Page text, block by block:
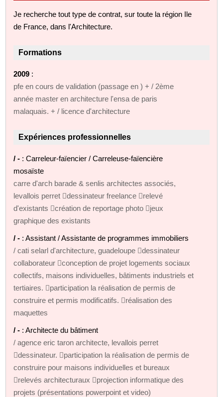
Je recherche tout type de contrat, sur toute la région Ile
de France, dans l'Architecture.
Formations
2009 :
pfe en cours de validation (passage en ) + / 2ème
année master en architecture l'ensa de paris
malaquais. + / licence d'architecture
Expériences professionnelles
/ - : Carreleur-faïencier / Carreleuse-faïencière
mosaïste
carre d'arch barade & senlis architectes associés,
levallois perret dessinateur freelance relevé
d'existants création de reportage photo jeux
graphique des existants
/ - : Assistant / Assistante de programmes immobiliers
/ cati selarl d'architecture, guadeloupe dessinateur
collaborateur conception de projet logements sociaux
collectifs, maisons individuelles, bâtiments industriels et
tertiaires. participation la réalisation de permis de
construire et permis modificatifs. réalisation des
maquettes
/ - : Architecte du bâtiment
/ agence eric taron architecte, levallois perret
dessinateur. participation la réalisation de permis de
construire pour maisons individuelles et bureaux
relevés architecturaux projection informatique des
projets (présentations powerpoint et video)